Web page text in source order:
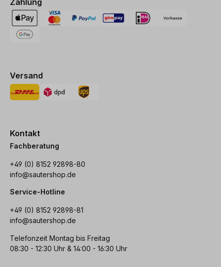
Versand
Kontakt
Fachberatung
+49 (0) 8152 92898-80
info@sautershop.de
Service-Hotline
+49 (0) 8152 92898-81
info@sautershop.de
Telefonzeit Montag bis Freitag
08:30 - 12:30 Uhr & 14:00 - 16:30 Uhr